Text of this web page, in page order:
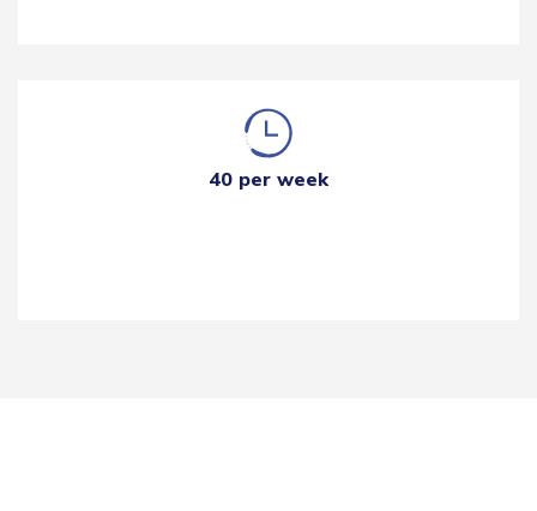
40 per week